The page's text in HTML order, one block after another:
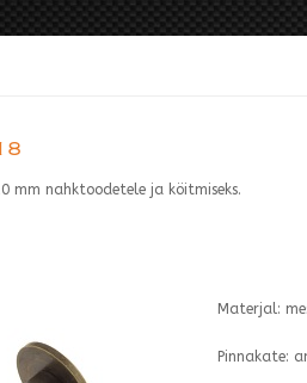
mm nahktoodetele ja köitmiseks.
Materjal:
Pinnakate: